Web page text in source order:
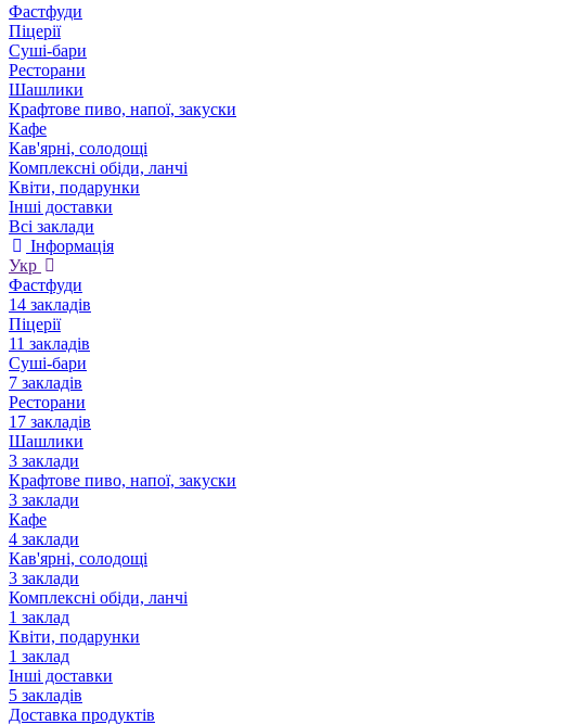
Фастфуди
Піцерії
Суші-бари
Ресторани
Шашлики
Крафтове пиво, напої, закуски
Кафе
Кав'ярні, солодощі
Комплексні обіди, ланчі
Квіти, подарунки
Інші доставки
Всі заклади
Інформація
Укр
Фастфуди
14 закладів
Піцерії
11 закладів
Суші-бари
7 закладів
Ресторани
17 закладів
Шашлики
3 заклади
Крафтове пиво, напої, закуски
3 заклади
Кафе
4 заклади
Кав'ярні, солодощі
3 заклади
Комплексні обіди, ланчі
1 заклад
Квіти, подарунки
1 заклад
Інші доставки
5 закладів
Доставка продуктів